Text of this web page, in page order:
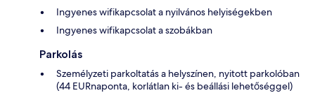
Ingyenes wifikapcsolat a nyilvános helyiségekben
Ingyenes wifikapcsolat a szobákban
Parkolás
Személyzeti parkoltatás a helyszínen, nyitott parkolóban
(44 EURnaponta, korlátlan ki- és beállási lehetőséggel)